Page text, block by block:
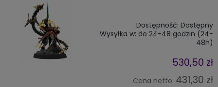
Dostępność: Dostępny
Wysyłka w: do 24-48 godzin (24-
48h)
530,50 zł
Cena netto: 431,30 zł